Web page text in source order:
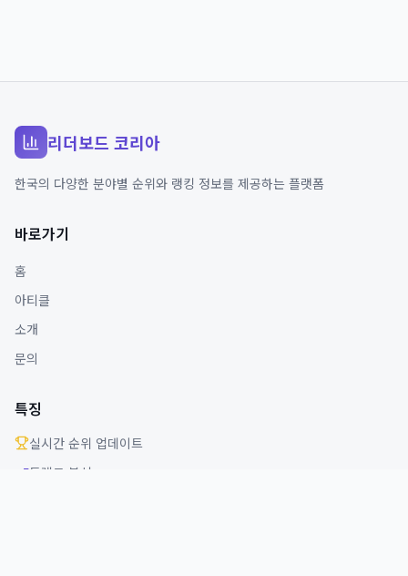
리더보드 코리아
한국의 다양한 분야별 순위와 랭킹 정보를 제공하는 플랫폼
바로가기
홈
아티클
소개
문의
특징
실시간 순위 업데이트
트렌드 분석